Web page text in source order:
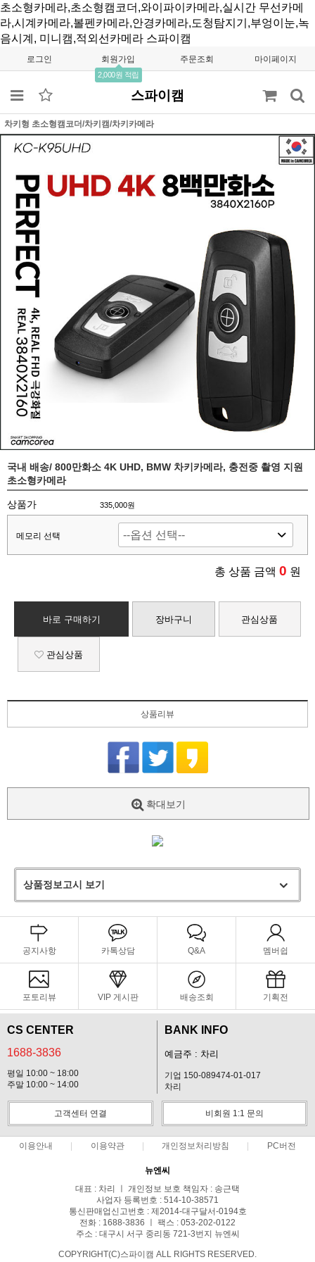
초소형카메라,초소형캠코더,와이파이카메라,실시간 무선카메
라,시계카메라,볼펜카메라,안경카메라,도청탐지기,부엉이눈,녹
음시계, 미니캠,적외선카메라 스파이캠
로그인 회원가입
2,000원 적립
주문조회 마이페이지
스파이캠
차키형 초소형캠코더/차키캠/차키카메라
국내 배송/ 800만화소 4K UHD, BMW 차키카메라, 충전중 촬영 지원
초소형카메라
상품가 335,000원
메모리 선택
총 상품 금액 0 원
바로 구매하기 장바구니 관심상품
관심상품
상품리뷰
확대보기
상품정보고시 보기
공지사항 카톡상담 Q&A 멤버쉽
포토리뷰 VIP 게시판 배송조회 기획전
CS CENTER
1688-3836
평일 10:00 ~ 18:00
주말 10:00 ~ 14:00
BANK INFO
예금주 : 차리
기업 150-089474-01-017
차리
고객센터 연결 비회원 1:1 문의
이용안내 이용약관 개인정보처리방침 PC버전
뉴엔씨
대표 : 차리 ㅣ 개인정보 보호 책임자 : 송근택
사업자 등록번호 : 514-10-38571
통신판매업신고번호 : 제2014-대구달서-0194호
전화 : 1688-3836 ㅣ 팩스 : 053-202-0122
주소 : 대구시 서구 중리동 721-3번지 뉴엔씨
COPYRIGHT(C)스파이캠 ALL RIGHTS RESERVED.